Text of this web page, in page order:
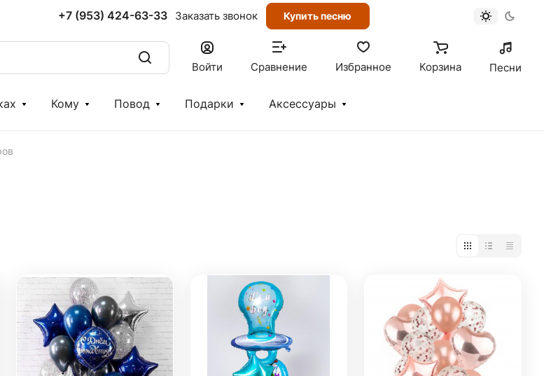
+7 (953) 424-63-33 Заказать звонок Купить песню
Войти Сравнение Избранное Корзина Песни
Кому Повод Подарки Аксессуары